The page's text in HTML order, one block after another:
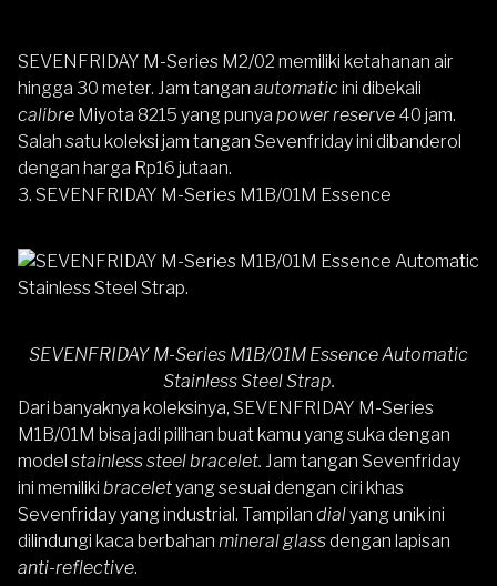
SEVENFRIDAY M-Series M2/02 memiliki ketahanan air
hingga 30 meter. Jam tangan automatic ini dibekali
calibre Miyota 8215 yang punya power reserve 40 jam.
Salah satu koleksi jam tangan Sevenfriday ini dibanderol
dengan harga Rp16 jutaan.
3. SEVENFRIDAY M-Series M1B/01M Essence
SEVENFRIDAY M-Series M1B/01M Essence Automatic
Stainless Steel Strap.
Dari banyaknya koleksinya, SEVENFRIDAY M-Series
M1B/01M bisa jadi pilihan buat kamu yang suka dengan
model stainless steel bracelet. Jam tangan Sevenfriday
ini memiliki braceletyang sesuai dengan ciri khas
Sevenfriday yang industrial. Tampilan dialyang unik ini
dilindungi kaca berbahan mineral glassdengan lapisan
anti-reflective.